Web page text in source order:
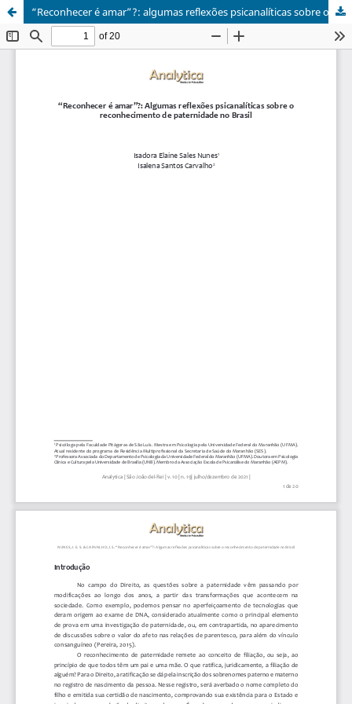
“Reconhecer é amar”?: algumas reflexões psicanalíticas sobre o reconhecimento de paternidade no Brasil